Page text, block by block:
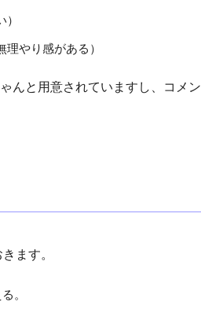
やり感がある）
んと用意されていますし、コメン
ます。
。